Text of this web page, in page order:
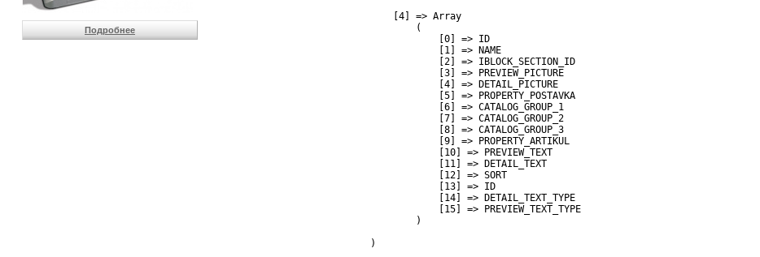
Подробнее
                            [4] => Array
                                (
                                    [0] => ID
                                    [1] => NAME
                                    [2] => IBLOCK_SECTION_ID
                                    [3] => PREVIEW_PICTURE
                                    [4] => DETAIL_PICTURE
                                    [5] => PROPERTY_POSTAVKA
                                    [6] => CATALOG_GROUP_1
                                    [7] => CATALOG_GROUP_2
                                    [8] => CATALOG_GROUP_3
                                    [9] => PROPERTY_ARTIKUL
                                    [10] => PREVIEW_TEXT
                                    [11] => DETAIL_TEXT
                                    [12] => SORT
                                    [13] => ID
                                    [14] => DETAIL_TEXT_TYPE
                                    [15] => PREVIEW_TEXT_TYPE
                                )
                        )